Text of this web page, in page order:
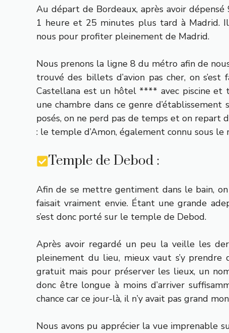
Au départ de Bordeaux, après avoir
1 heure et 25 minutes plus tard à Madrid.
nous pour profiter pleinement de Madrid.
Nous prenons la ligne 8 du métro afin de
trouvé des billets d’avion pas cher, on
Castellana est un hôtel **** avec piscine et
une chambre dans ce genre d’établissement
posés, on ne perd pas de temps et on
: le temple d’Amon, également connu sous
Temple de Debod :
Afin de se mettre gentiment dans le bain,
faisait vraiment envie. Étant une grande
s’est donc porté sur le temple de Debod.
Après avoir regardé un peu la veille les
pleinement du lieu, mieux vaut s’y
gratuit mais pour préserver les lieux, un
donc être longue à moins d’arriver
chance car ce jour-là, il n’y avait pas grand
Nous avons pu apprécier la vue imprenable